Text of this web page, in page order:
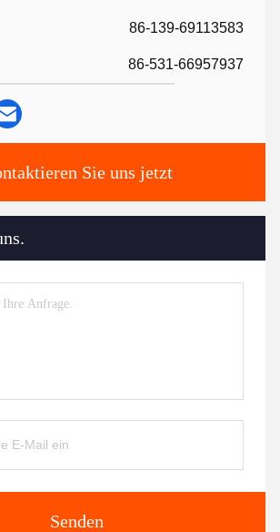
86-139-69113583
86-531-66957937
Sie uns jetzt
Senden